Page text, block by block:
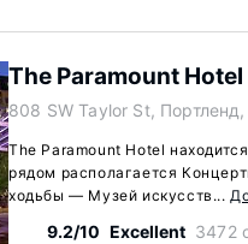
The Paramount Hotel
808 SW Taylor St,
The Paramount Hotel
рядом располагается
ходьбы — Музей искусств...
9.2/10 Excellent 3472